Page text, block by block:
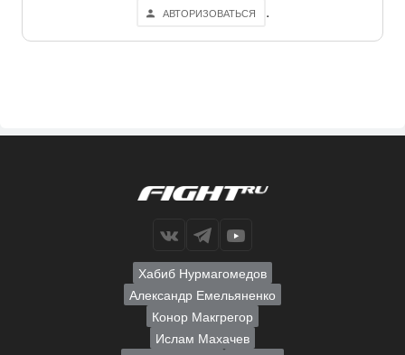
АВТОРИЗОВАТЬСЯ .
Хабиб Нурмагомедов
Александр Емельяненко
Конор Макгрегор
Ислам Махачев